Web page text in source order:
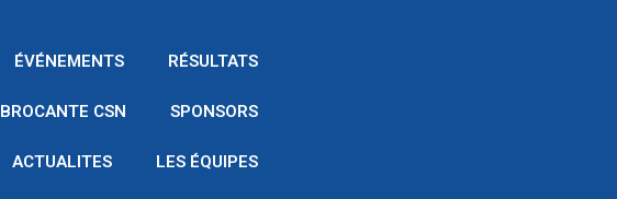
ÉVÉNEMENTS RÉSULTATS
BROCANTE CSN SPONSORS
ACTUALITES LES ÉQUIPES